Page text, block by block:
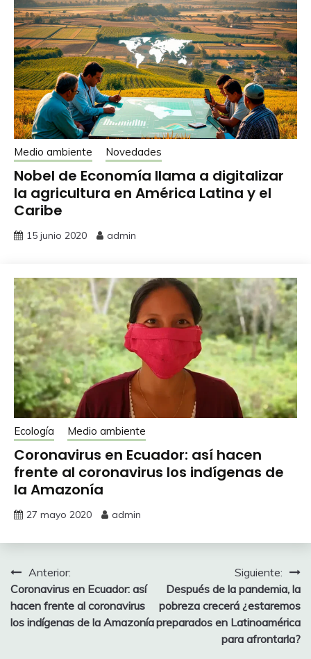
Medio ambiente Novedades
Nobel de Economía llama a digitalizar
la agricultura en América Latina y el
Caribe
15 junio 2020 admin
Ecología Medio ambiente
Coronavirus en Ecuador: así hacen
frente al coronavirus los indígenas de
la Amazonía
27 mayo 2020 admin
Navegación
de
entradas
Anterior:
Coronavirus en Ecuador: así
hacen frente al coronavirus
los indígenas de la Amazonía
Siguiente:
Después de la pandemia, la
pobreza crecerá ¿estaremos
preparados en Latinoamérica
para afrontarla?